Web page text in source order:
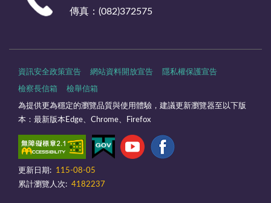
傳真：(082)372575
資訊安全政策宣告 網站資料開放宣告 隱私權保護宣告
檢察長信箱 檢舉信箱
為提供更為穩定的瀏覽品質與使用體驗，建議更新瀏覽器至以下版
本：最新版本Edge、Chrome、Firefox
更新日期:
115-08-05
累計瀏覽人次: 4182237